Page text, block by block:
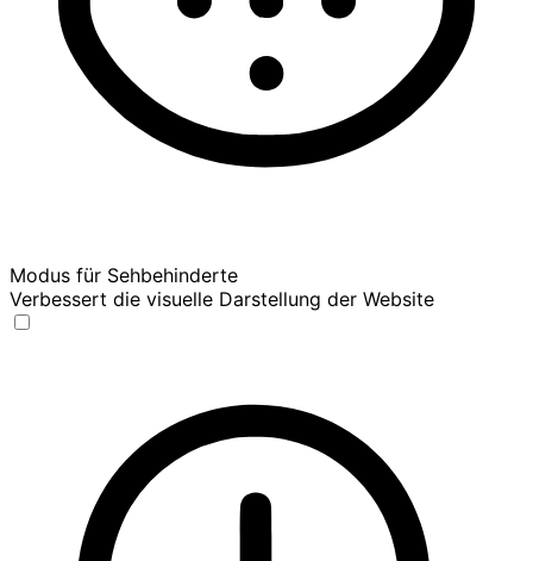
Modus für Sehbehinderte
Verbessert die visuelle Darstellung der Website